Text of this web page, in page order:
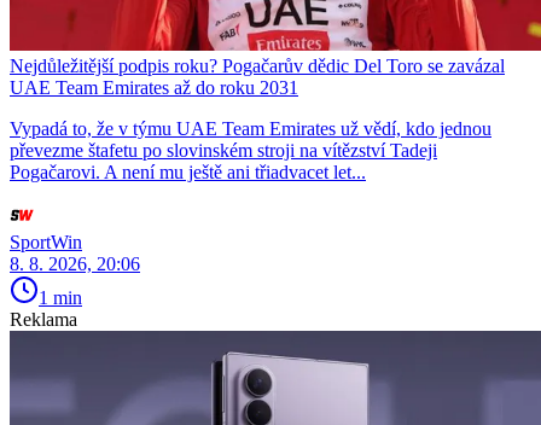
Nejdůležitější podpis roku? Pogačarův dědic Del Toro se zavázal
UAE Team Emirates až do roku 2031
Vypadá to, že v týmu UAE Team Emirates už vědí, kdo jednou
převezme štafetu po slovinském stroji na vítězství Tadeji
Pogačarovi. A není mu ještě ani třiadvacet let...
SportWin
8. 8. 2026, 20:06
1 min
Reklama